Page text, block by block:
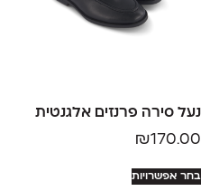
נעל סירה פרנזים אלגנטית
₪170.00
בחר אפשרויות